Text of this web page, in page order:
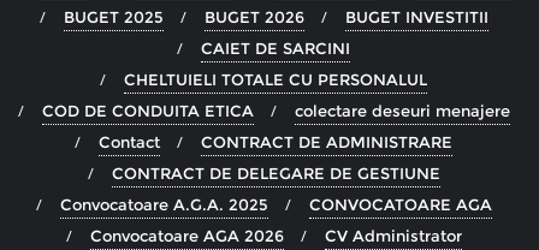
BUGET 2025
BUGET 2026
BUGET INVESTITII
CAIET DE SARCINI
CHELTUIELI TOTALE CU PERSONALUL
COD DE CONDUITA ETICA
colectare deseuri menajere
Contact
CONTRACT DE ADMINISTRARE
CONTRACT DE DELEGARE DE GESTIUNE
Convocatoare A.G.A. 2025
CONVOCATOARE AGA
Convocatoare AGA 2026
CV Administrator